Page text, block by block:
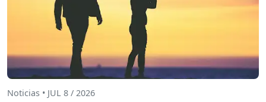
Noticias • JUL 8 / 2026